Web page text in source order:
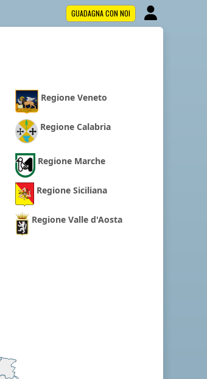
GUADAGNA CON NOI
Regione Veneto
Regione Calabria
Regione Marche
Regione Siciliana
Regione Valle d'Aosta